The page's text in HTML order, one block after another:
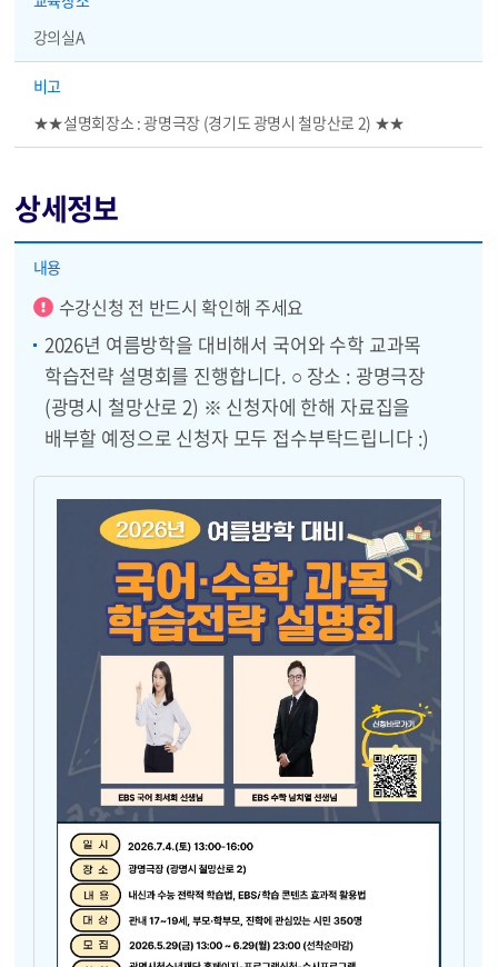
강의실A
비고
★★설명회장소 : 광명극장 (경기도 광명시 철망산로 2) ★★
상세정보
내용
수강신청 전 반드시 확인해 주세요
2026년 여름방학을 대비해서 국어와 수학 교과목
학습전략 설명회를 진행합니다. ○ 장소 : 광명극장
(광명시 철망산로 2) ※ 신청자에 한해 자료집을
배부할 예정으로 신청자 모두 접수부탁드립니다 :)